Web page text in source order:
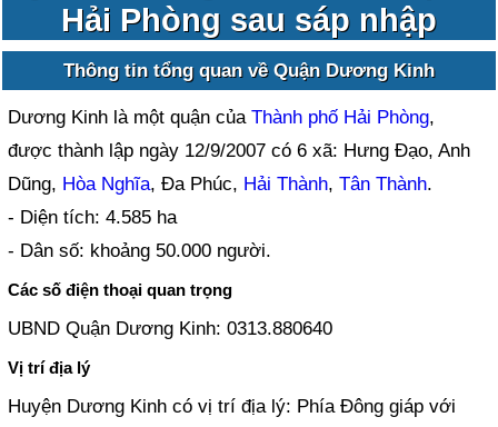
Hải Phòng sau sáp nhập
Thông tin tổng quan về Quận Dương Kinh
Dương Kinh là một quận củaThành phố Hải Phòng,
được thành lập ngày 12/9/2007 có 6 xã: Hưng Đạo, Anh
Dũng, Hòa Nghĩa, Đa Phúc, Hải Thành,Tân Thành.
- Diện tích: 4.585 ha
- Dân số: khoảng 50.000 người.
Các số điện thoại quan trọng
UBND Quận Dương Kinh: 0313.880640
Vị trí địa lý
Huyện Dương Kinh có vị trí địa lý: Phía Đông giáp với